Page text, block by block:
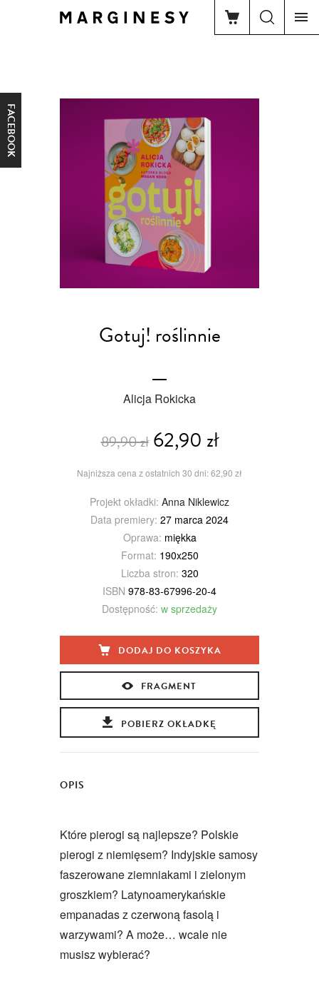
FACEBOOK
Gotuj! roślinnie
Alicja Rokicka
89,90 zł62,90 zł
Najniższa cena z ostatnich 30 dni: 62,90 zł
Projekt okładki: Anna Niklewicz
Data premiery: 27 marca 2024
Oprawa: miękka
Format: 190x250
Liczba stron: 320
ISBN 978-83-67996-20-4
Dostępność: w sprzedaży
DODAJ DO KOSZYKA
FRAGMENT
POBIERZ OKŁADKĘ
OPIS
Które pierogi są najlepsze? Polskie
pierogi z niemięsem? Indyjskie samosy
faszerowane ziemniakami i zielonym
groszkiem? Latynoamerykańskie
empanadas z czerwoną fasolą i
warzywami? A może… wcale nie
musisz wybierać?